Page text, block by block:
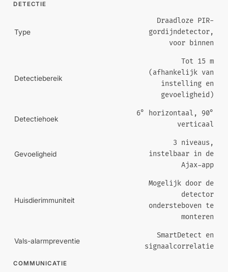
DETECTIE
Type
Draadloze PIR-
gordijndetector,
voor binnen
Detectiebereik
Tot 15 m
(afhankelijk van
instelling en
gevoeligheid)
Detectiehoek
6° horizontaal, 90°
verticaal
Gevoeligheid
3 niveaus,
instelbaar in de
Ajax-app
Huisdierimmuniteit
Mogelijk door de
detector
ondersteboven te
monteren
Vals-alarmpreventie
SmartDetect en
signaalcorrelatie
COMMUNICATIE